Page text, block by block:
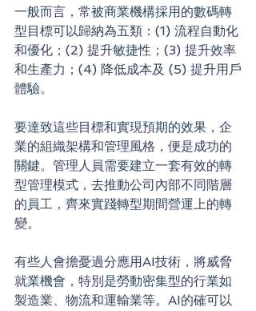
一般而言，常被商業機構採用的數碼轉
型目標可以歸納為五類：(1) 流程自動化
和優化；(2) 提升敏捷性；(3) 提升效率
和生產力；(4) 降低成本及 (5) 提升用戶
體驗。
要達致這些目標和實現預期的效果，企
業的組織架構和管理風格，便是成功的
關鍵。管理人員需要建立一套有效的轉
型管理模式，去推動公司內部不同階層
的員工，齊來實踐轉型期間營運上的轉
變。
有些人會擔憂過分應用AI技術，將威脅
就業機會，特別是勞動密集型的行業如
製造業、物流和運輸業等。AI的確可以